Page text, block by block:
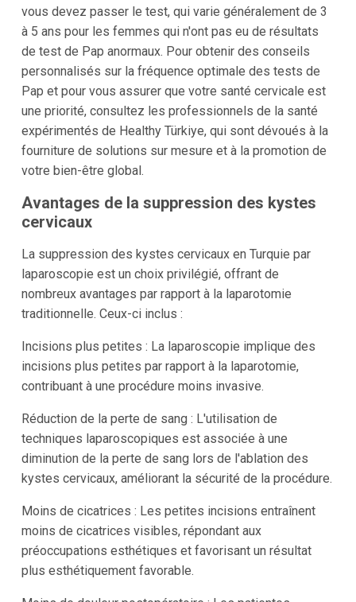
vous devez passer le test, qui varie généralement de 3
à 5 ans pour les femmes qui n'ont pas eu de résultats
de test de Pap anormaux. Pour obtenir des conseils
personnalisés sur la fréquence optimale des tests de
Pap et pour vous assurer que votre santé cervicale est
une priorité, consultez les professionnels de la santé
expérimentés de Healthy Türkiye, qui sont dévoués à la
fourniture de solutions sur mesure et à la promotion de
votre bien-être global.
Avantages de la suppression des kystes
cervicaux
La suppression des kystes cervicaux en Turquie par
laparoscopie est un choix privilégié, offrant de
nombreux avantages par rapport à la laparotomie
traditionnelle. Ceux-ci inclus :
Incisions plus petites : La laparoscopie implique des
incisions plus petites par rapport à la laparotomie,
contribuant à une procédure moins invasive.
Réduction de la perte de sang : L'utilisation de
techniques laparoscopiques est associée à une
diminution de la perte de sang lors de l'ablation des
kystes cervicaux, améliorant la sécurité de la procédure.
Moins de cicatrices : Les petites incisions entraînent
moins de cicatrices visibles, répondant aux
préoccupations esthétiques et favorisant un résultat
plus esthétiquement favorable.